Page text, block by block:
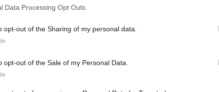
Data Processing Opt Outs
opt-out of the Sharing of my personal data.
opt-out of the Sale of my Personal Data.
la flore vaginale
entre le
1k